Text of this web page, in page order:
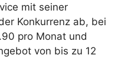
mit seiner
Konkurrenz ab, bei
pro Monat und
von bis zu 12